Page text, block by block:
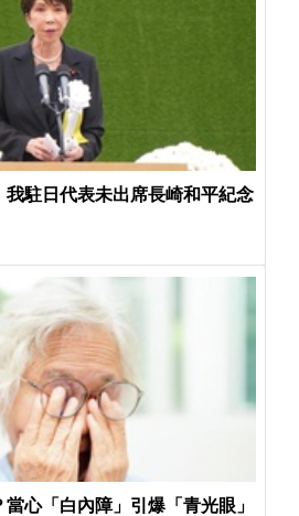
駐日代表未出席長崎和平紀念
心「白內障」引爆「青光眼」